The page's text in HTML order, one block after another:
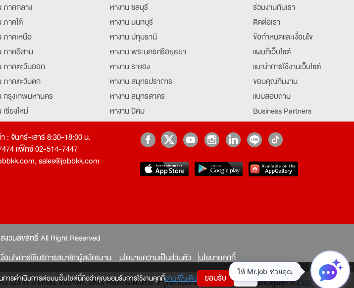
ารดำเนินการต่อบนเว็บไซต์นี้ถือว่าคุณยอมรับการใช้งานคุกกี้อ่านเพิ่มเติม ยอมรับ ปิด
ภาคกลาง
ภาคใต้
ภาคเหนือ
ภาคอีสาน
ภาคตะวันออก
ภาคตะวันตก
กรุงเทพมหานคร
เชียงใหม่
ะเชิงเทรา
หางาน ชลบุรี
หางาน นนทบุรี
หางาน ปทุมธานี
หางาน พระนครศรีอยุธยา
หางาน ระยอง
หางาน สมุทรปราการ
หางาน สมุทรสาคร
หางาน นิคม
หางานอยุธยา
ร่วมงานกับเรา
ติดต่อเรา
ข้อกำหนดและเงื่อนไข
แผนที่เว็บไซต์
แนะนำการใช้งานเว็บไซต์
ขอบคุณทีมงาน
แบบสอบถาม
Business Partners
Partner มหาวิทยาลัย
Job Index
job
: จันทร์-เสาร์ 8:30-18:00 น.
แฟ็กซ์ 02-514-7447
,sales@jobbkk.com
วนลิขสิทธิ์ All Right Reserved
อนไขการใช้บริการสมาชิกผู้สมัครงาน นโยบายความเป็นส่วนตัว
นโยบายคุกกี้
าง ไม่ว่าทาง Email, โทรศัพท์, SMS หรือทางใดก็ตาม จะถูกดำเนินคดีตามที่กฎหมายบัญญัติไว้สูงสุด